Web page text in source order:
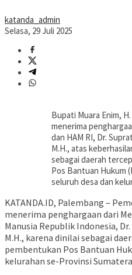
katanda_admin
Selasa, 29 Juli 2025
Bupati Muara Enim,
menerima
dan HAM RI, Dr.
M.H., atas
sebagai daerah
Pos Bantuan Hukum
seluruh desa dan
KATANDA.ID, Palembang –
menerima penghargaan dari
Manusia Republik Indonesia,
M.H., karena dinilai sebagai
pembentukan Pos Bantuan
kelurahan se-Provinsi